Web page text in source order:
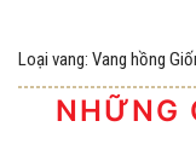
Loại vang: Vang hồng
NHỮNG